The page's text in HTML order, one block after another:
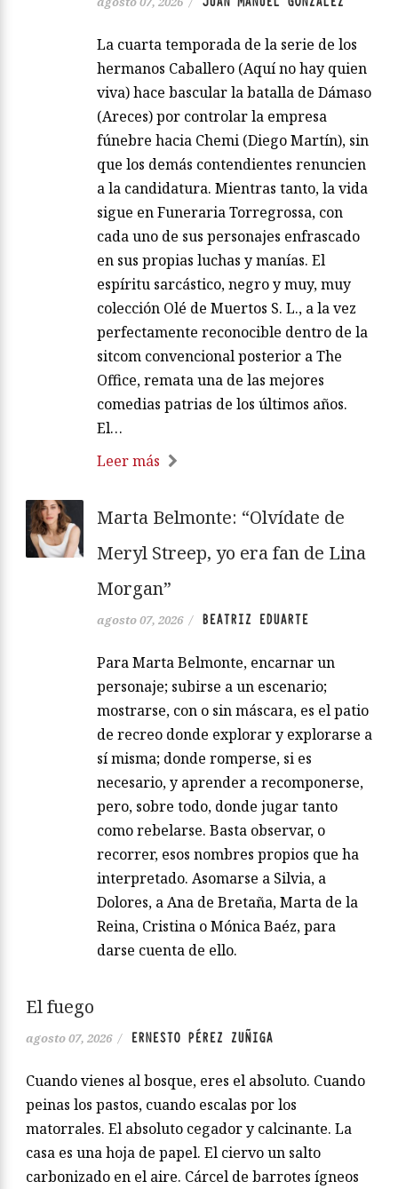
La cuarta temporada de la serie de los
hermanos Caballero (Aquí no hay quien
viva) hace bascular la batalla de Dámaso
(Areces) por controlar la empresa
fúnebre hacia Chemi (Diego Martín), sin
que los demás contendientes renuncien
a la candidatura. Mientras tanto, la vida
sigue en Funeraria Torregrossa, con
cada uno de sus personajes enfrascado
en sus propias luchas y manías. El
espíritu sarcástico, negro y muy, muy
colección Olé de Muertos S. L., a la vez
perfectamente reconocible dentro de la
sitcom convencional posterior a The
Office, remata una de las mejores
comedias patrias de los últimos años.
El…
Leer más
Marta Belmonte: “Olvídate de
Meryl Streep, yo era fan de Lina
Morgan”
agosto 07, 2026 / BEATRIZ EDUARTE
Para Marta Belmonte, encarnar un
personaje; subirse a un escenario;
mostrarse, con o sin máscara, es el patio
de recreo donde explorar y explorarse a
sí misma; donde romperse, si es
necesario, y aprender a recomponerse,
pero, sobre todo, donde jugar tanto
como rebelarse. Basta observar, o
recorrer, esos nombres propios que ha
interpretado. Asomarse a Silvia, a
Dolores, a Ana de Bretaña, Marta de la
Reina, Cristina o Mónica Baéz, para
darse cuenta de ello.
El fuego
agosto 07, 2026 / ERNESTO PÉREZ ZUÑIGA
Cuando vienes al bosque, eres el absoluto. Cuando
peinas los pastos, cuando escalas por los
matorrales. El absoluto cegador y calcinante. La
casa es una hoja de papel. El ciervo un salto
carbonizado en el aire. Cárcel de barrotes ígneos